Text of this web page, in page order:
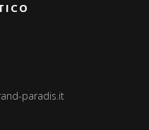
paradis.it